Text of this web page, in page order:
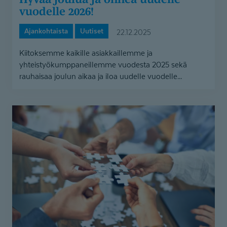
vuodelle 2026!
Ajankohtaista Uutiset 22.12.2025
Kiitoksemme kaikille asiakkaillemme ja
yhteistyökumppaneillemme vuodesta 2025 sekä
rauhaisaa joulun aikaa ja iloa uudelle vuodelle...
Kuntoutus
Oy:n
kuntoutuspalvelut
Coronariaa